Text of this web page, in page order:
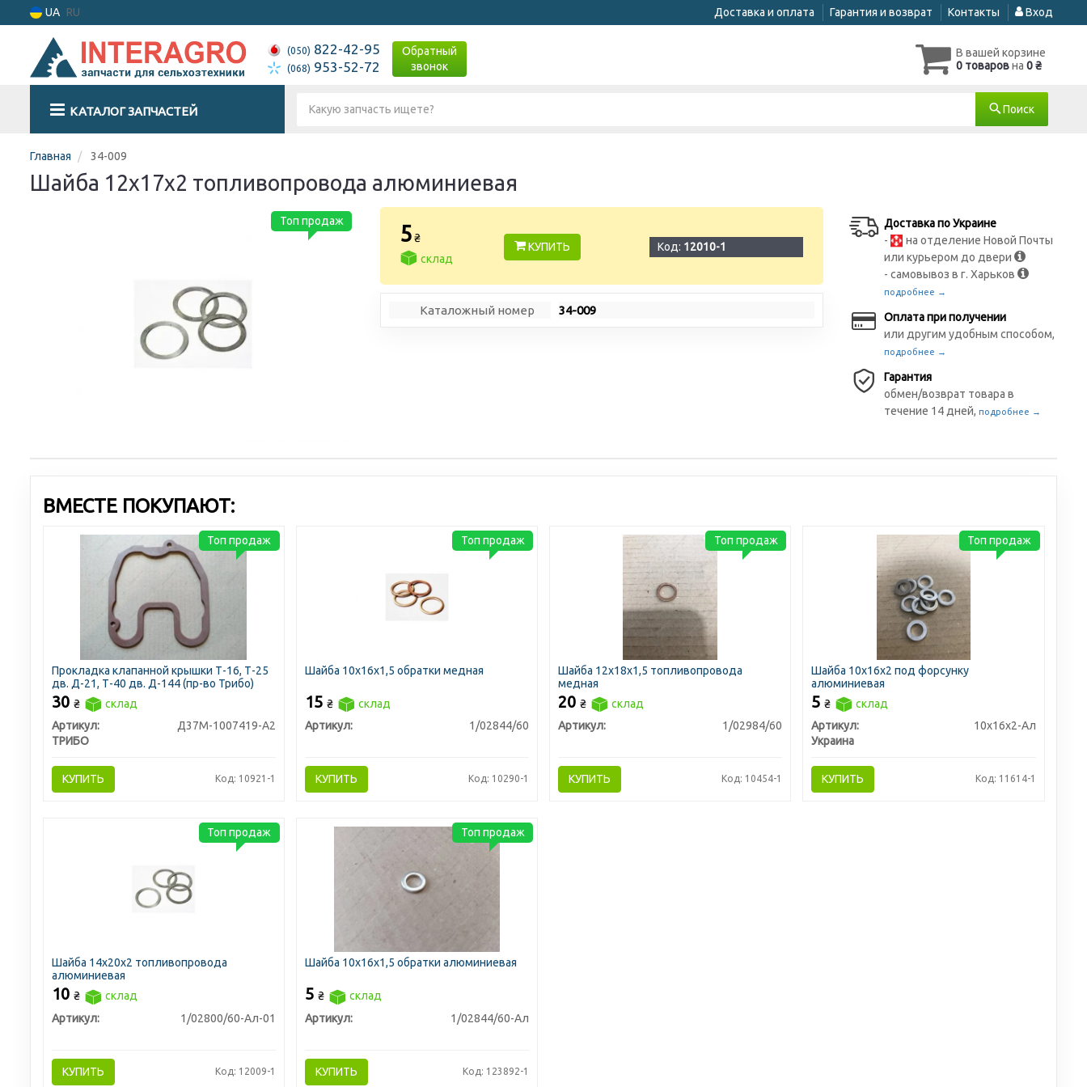
UA RU Доставка и оплата Гарантия и возврат Контакты Вход
(050) 822-42-95
(068) 953-52-72
Обратный
звонок
В вашей корзине
0 товаровна 0 ₴
КАТАЛОГ ЗАПЧАСТЕЙ Поиск
Главная 34-009
Шайба 12х17х2 топливопровода алюминиевая
Топ продаж
5 ₴
склад
КУПИТЬ Код: 12010-1
Каталожный номер 34-009
Доставка по Украине
-
на отделение Новой Почты
или курьером до двери
- самовывоз в г. Харьков
подробнее →
Оплата при получении
или другим удобным способом,
подробнее →
Гарантия
обмен/возврат товара в
течение 14 дней,подробнее →
ВМЕСТЕ ПОКУПАЮТ:
Прокладка клапанной крышки Т-16, Т-25
дв. Д-21, Т-40 дв. Д-144 (пр-во Трибо)
30 ₴
склад
Артикул:
Д37М-1007419-А2
ТРИБО
КУПИТЬ Код: 10921-1
Топ продаж
Шайба 10х16х1,5 обратки медная
15 ₴
склад
Артикул:
1/02844/60
КУПИТЬ Код: 10290-1
Топ продаж
Шайба 12х18х1,5 топливопровода
медная
20 ₴
склад
Артикул:
1/02984/60
КУПИТЬ Код: 10454-1
Топ продаж
Шайба 10х16х2 под форсунку
алюминиевая
5₴
склад
Артикул:
10х16х2-Ал
Украина
КУПИТЬ Код: 11614-1
Топ продаж
Шайба 14х20х2 топливопровода
алюминиевая
10 ₴
склад
Артикул:
1/02800/60-Ал-01
КУПИТЬ Код: 12009-1
Топ продаж
Шайба 10х16х1,5 обратки алюминиевая
5 ₴
склад
Артикул:
1/02844/60-Ал
КУПИТЬ Код: 123892-1
Топ продаж